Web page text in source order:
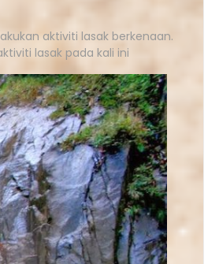
aktiviti lasak berkenaan.
lasak pada kali ini